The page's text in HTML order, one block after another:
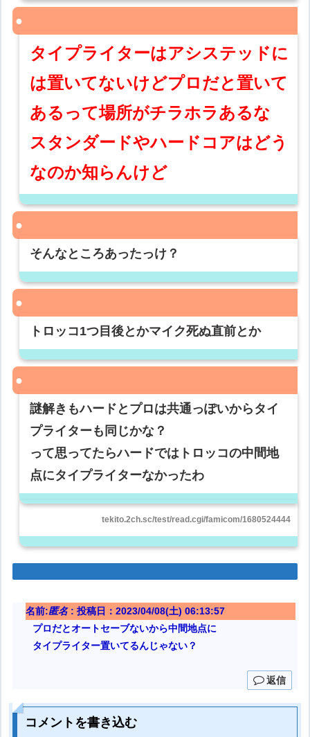
タイプライターはアシステッドに
は置いてないけどプロだと置いて
あるって場所がチラホラあるな
スタンダードやハードコアはどう
なのか知らんけど
そんなところあったっけ？
トロッコ1つ目後とかマイク死ぬ直前とか
謎解きもハードとプロは共通っぽいからタイ
プライターも同じかな？
って思ってたらハードではトロッコの中間地
点にタイプライターなかったわ
tekito.2ch.sc/test/read.cgi/famicom/1680524444
名前:匿名: 投稿日：2023/04/08(土) 06:13:57
プロだとオートセーブないから中間地点に
タイプライター置いてるんじゃない？
返信
コメントを書き込む